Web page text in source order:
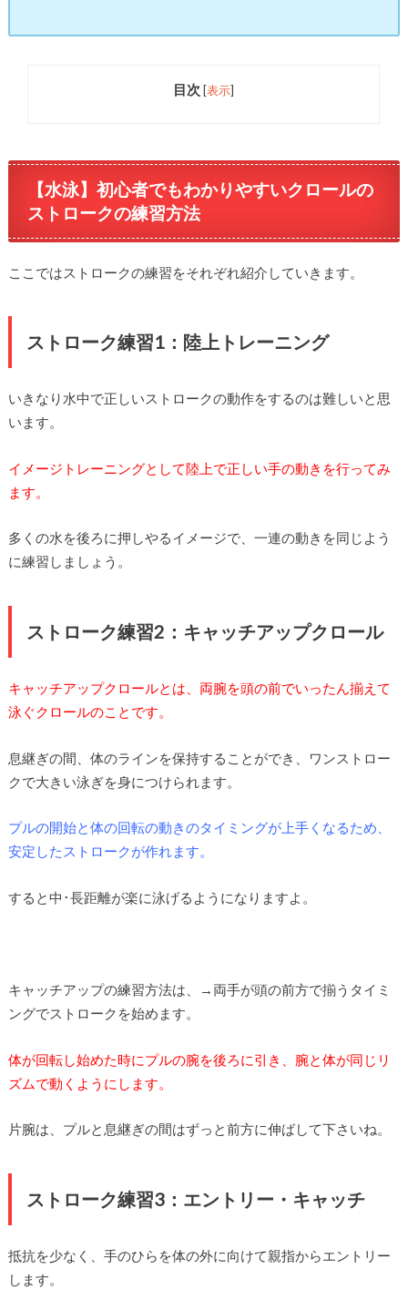
目次 [表示]
【水泳】初心者でもわかりやすいクロールの
ストロークの練習方法
ここではストロークの練習をそれぞれ紹介していきます。
ストローク練習1：陸上トレーニング
いきなり水中で正しいストロークの動作をするのは難しいと思
います。
イメージトレーニングとして陸上で正しい手の動きを行ってみ
ます。
多くの水を後ろに押しやるイメージで、一連の動きを同じよう
に練習しましょう。
ストローク練習2：キャッチアップクロール
キャッチアップクロールとは、両腕を頭の前でいったん揃えて
泳ぐクロールのことです。
息継ぎの間、体のラインを保持することができ、ワンストロー
クで大きい泳ぎを身につけられます。
プルの開始と体の回転の動きのタイミングが上手くなるため、
安定したストロークが作れます。
すると中･長距離が楽に泳げるようになりますよ。
キャッチアップの練習方法は、→両手が頭の前方で揃うタイミ
ングでストロークを始めます。
体が回転し始めた時にプルの腕を後ろに引き、腕と体が同じリ
ズムで動くようにします。
片腕は、プルと息継ぎの間はずっと前方に伸ばして下さいね。
ストローク練習3：エントリー・キャッチ
抵抗を少なく、手のひらを体の外に向けて親指からエントリー
します。